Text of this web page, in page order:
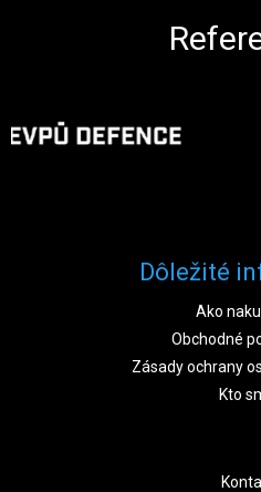
Dôležité
Ako
Obchodné
Zásady ochrany
Kto